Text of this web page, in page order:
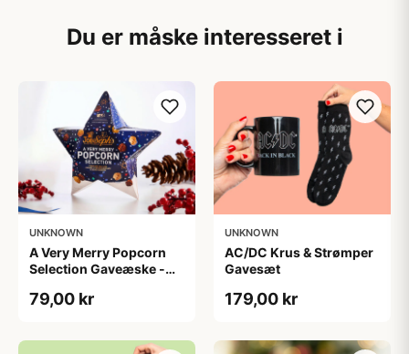
Du er måske interesseret i
UNKNOWN
A Very Merry Popcorn
Selection Gaveæske -
79,00 kr
UNKNOWN
AC/DC Krus & Strømper
Gavesæt
179,00 kr